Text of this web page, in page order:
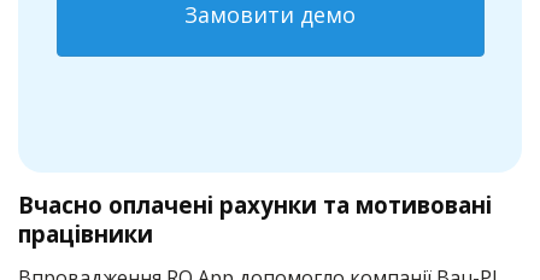
Замовити демо
Вчасно оплачені рахунки та мотивовані
працівники